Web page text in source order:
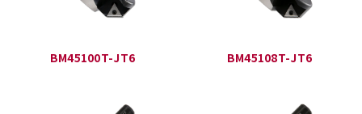
BM45100T-JT6 BM45108T-JT6